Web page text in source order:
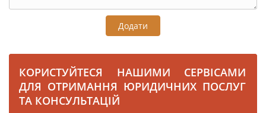
Додати
КОРИСТУЙТЕСЯ НАШИМИ СЕРВІСАМИ
ДЛЯ ОТРИМАННЯ ЮРИДИЧНИХ ПОСЛУГ
ТА КОНСУЛЬТАЦІЙ